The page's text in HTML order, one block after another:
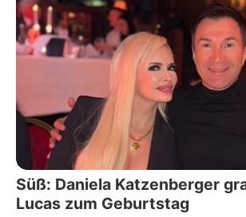
Süß: Daniela Katzenberger
Lucas zum Geburtstag